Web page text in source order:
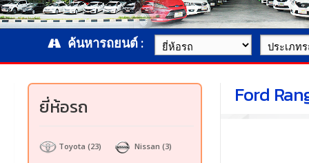
ค้นหารถยนต์ :
ยี่ห้อรถ
Toyota (23) Nissan (3)
Ford